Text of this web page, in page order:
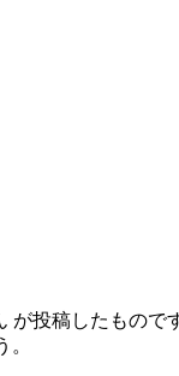
が投稿したもので
。